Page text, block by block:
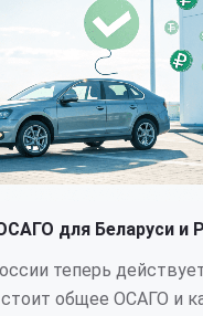
для Беларуси и
теперь
общее ОСАГО и